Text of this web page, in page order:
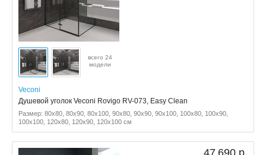
всего 24
модели
Veconi
Душевой уголок Veconi Rovigo RV-073, Easy Clean
Размер: 80x80, 80x90, 80x100, 90x80, 90x90, 90x100, 100x80, 100x90,
100x100, 120x80, 120x90, 120x100 см
47 690 р.